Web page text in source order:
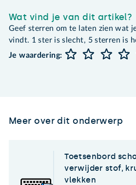
Wat vind je van dit artikel?
Geef sterren om te laten zien wat
vindt. 1 ster is slecht, 5 sterren is
Je waardering:
Meer over dit onderwerp
Toetsenbord
verwijder stof,
vlekken